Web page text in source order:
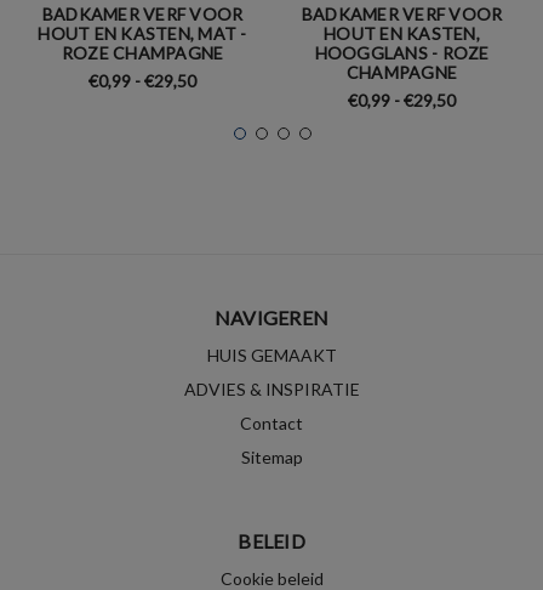
BADKAMER VERF VOOR
HOUT EN KASTEN, MAT -
ROZE CHAMPAGNE
€0,99 - €29,50
BADKAMER VERF VOOR
HOUT EN KASTEN,
HOOGGLANS - ROZE
CHAMPAGNE
€0,99 - €29,50
NAVIGEREN
HUIS GEMAAKT
ADVIES & INSPIRATIE
Contact
Sitemap
BELEID
Cookie beleid